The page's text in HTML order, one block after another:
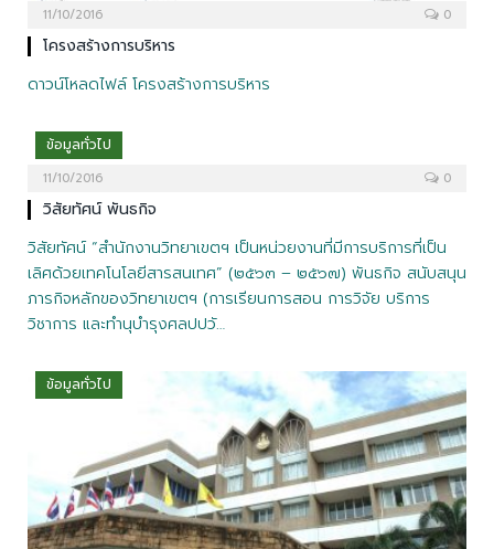
11/10/2016 0
โครงสร้างการบริหาร
ดาวน์โหลดไฟล์ โครงสร้างการบริหาร
ข้อมูลทั่วไป
11/10/2016 0
วิสัยทัศน์ พันธกิจ
วิสัยทัศน์ “สำนักงานวิทยาเขตฯ เป็นหน่วยงานที่มีการบริการที่เป็น
เลิศด้วยเทคโนโลยีสารสนเทศ” (๒๕๖๓ – ๒๕๖๗) พันธกิจ สนับสนุน
ภารกิจหลักของวิทยาเขตฯ (การเรียนการสอน การวิจัย บริการ
วิชาการ และทำนุบำรุงศลปปวั…
ข้อมูลทั่วไป